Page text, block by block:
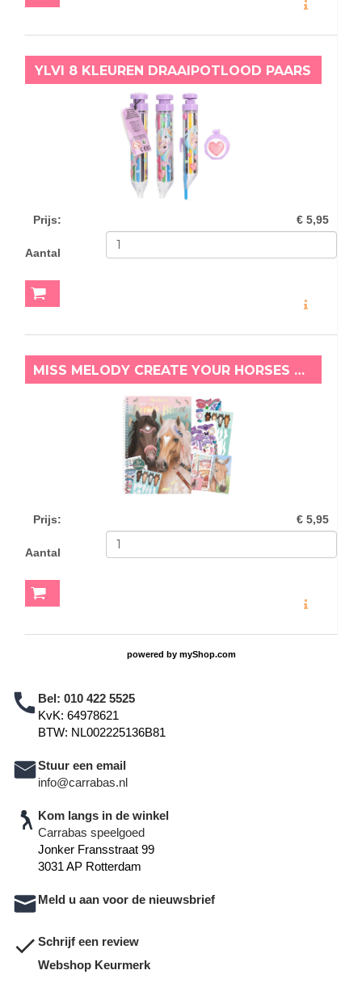
YLVI 8 KLEUREN DRAAIPOTLOOD PAARS
Prijs: € 5,95
Aantal
MISS MELODY CREATE YOUR HORSES BLAZE
Prijs: € 5,95
Aantal
powered by myShop.com
Bel: 010 422 5525
KvK: 64978621
BTW: NL002225136B81
Stuur een email
info@carrabas.nl
Kom langs in de winkel
Carrabas speelgoed
Jonker Fransstraat 99
3031 AP Rotterdam
Meld u aan voor de nieuwsbrief
Schrijf een review
Webshop Keurmerk